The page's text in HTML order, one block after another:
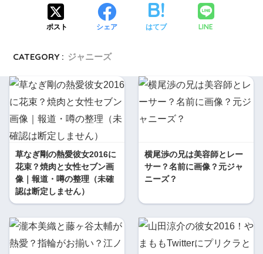
ポスト シェア はてブ LINE
CATEGORY : ジャニーズ
草なぎ剛の熱愛彼女2016に
花束？焼肉と女性セブン画
像｜報道・噂の整理（未確
認は断定しません）
横尾渉の兄は美容師とレー
サー？名前に画像？元ジャ
ニーズ？